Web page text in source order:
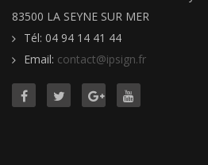
83500 LA SEYNE SUR MER
Tél: 04 94 14 41 44
Email: contact@ipsign.fr